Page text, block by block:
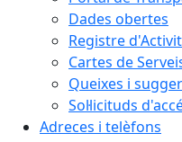
Dades obertes
Registre
Cartes de
Queixes i
Sol·licituds
Adreces i telèfons